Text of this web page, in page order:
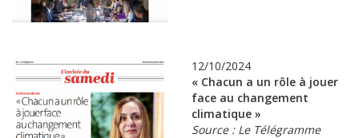
12/10/2024
« Chacun a un rôle à jouer
face au changement
climatique »
Source : Le Télégramme